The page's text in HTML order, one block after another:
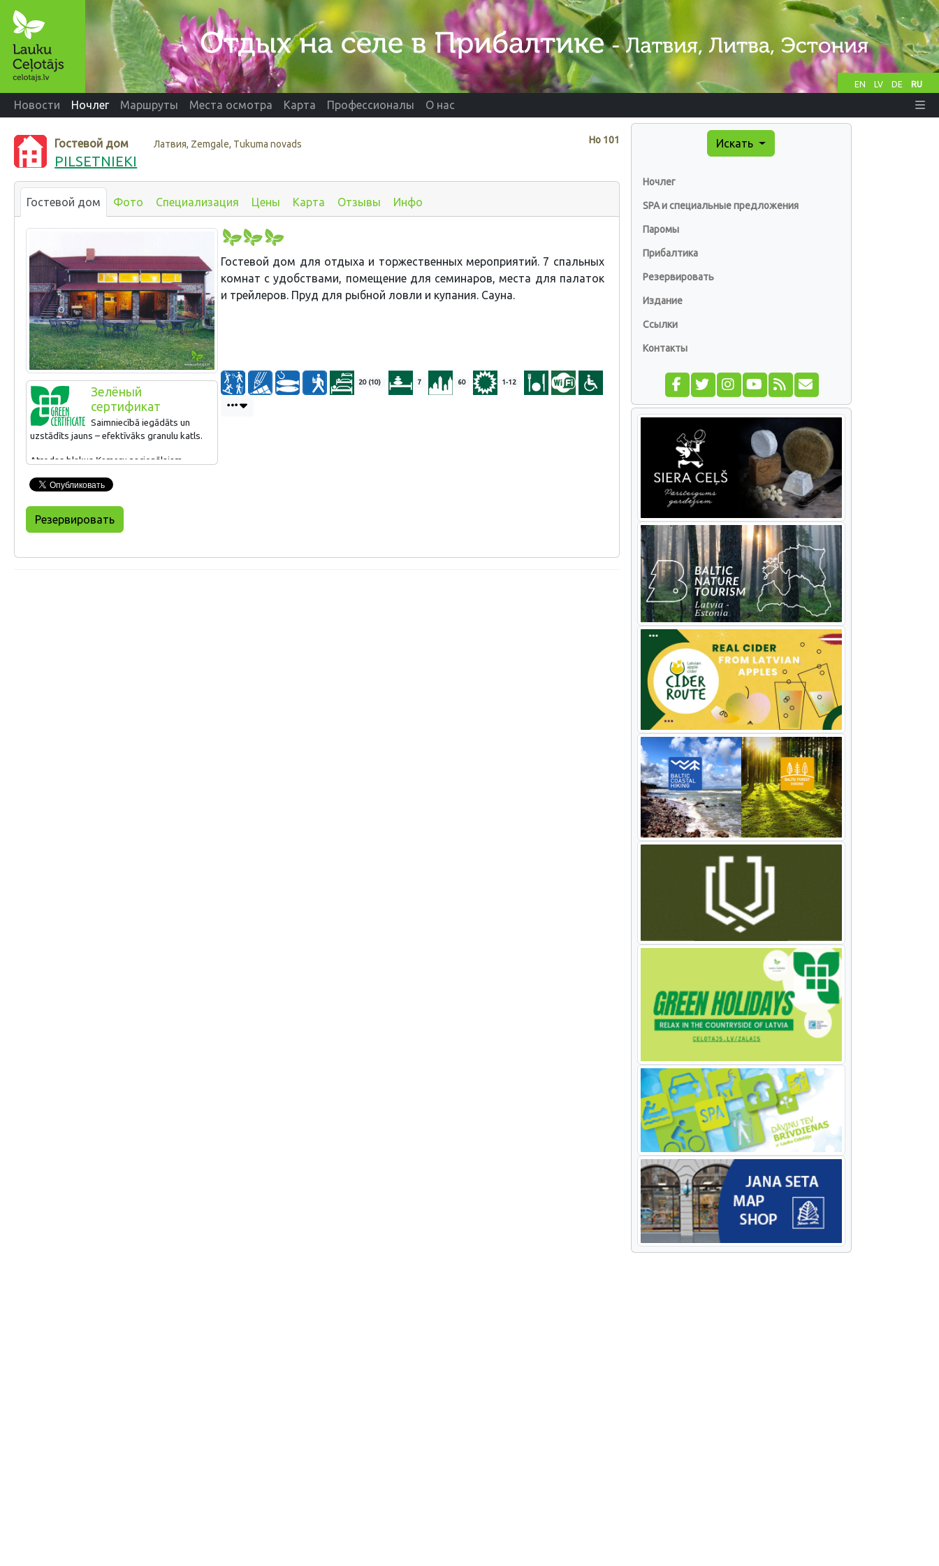
EN LV DE RU
Новости Ночлег Маршруты Места осмотра Карта Профессионалы О нас
Нo 101
Гостевой дом Латвия, Zemgale, Tukuma novads
PILSETNIEKI
Гостевой дом Фото Специализация Цены Карта Отзывы Инфо
Зелёный
сертификат
Saimniecībā iegādāts un
uzstādīts jauns – efektīvāks granulu katls.
Atrodas blakus Ķemeru nacionālajam
administrāciju, iekļaujoties kopējā ĶNP
tā organizētajos pasākumos "Ceļotāju
dienas" u.c.). Sadarbojas ar vietējiem
Гостевой дом для отдыха и торжественных мероприятий. 7 спальных
комнат с удобствами, помещение для семинаров, места для палаток
и трейлеров. Пруд для рыбной ловли и купания. Сауна.
20 (10) 7 60 1-12
Резервировать
Искать
Ночлег
SPA и специальные предложения
Паромы
Прибалтика
Резервировать
Издание
Ссылки
Контакты